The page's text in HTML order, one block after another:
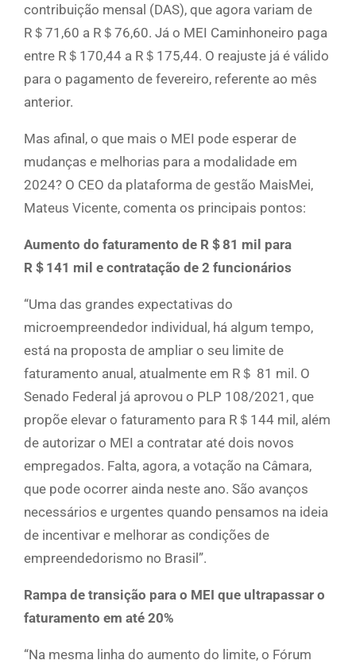
contribuição mensal (DAS), que agora variam de
R＄71,60 a R＄76,60. Já o MEI Caminhoneiro paga
entre R＄170,44 a R＄175,44. O reajuste já é válido
para o pagamento de fevereiro, referente ao mês
anterior.
Mas afinal, o que mais o MEI pode esperar de
mudanças e melhorias para a modalidade em
2024? O CEO da plataforma de gestão MaisMei,
Mateus Vicente, comenta os principais pontos:
Aumento do faturamento de R＄81 mil para
R＄141 mil e contratação de 2 funcionários
“Uma das grandes expectativas do
microempreendedor individual, há algum tempo,
está na proposta de ampliar o seu limite de
faturamento anual, atualmente em R＄ 81 mil. O
Senado Federal já aprovou o PLP 108/2021, que
propõe elevar o faturamento para R＄144 mil, além
de autorizar o MEI a contratar até dois novos
empregados. Falta, agora, a votação na Câmara,
que pode ocorrer ainda neste ano. São avanços
necessários e urgentes quando pensamos na ideia
de incentivar e melhorar as condições de
empreendedorismo no Brasil”.
Rampa de transição para o MEI que ultrapassar o
faturamento em até 20%
“Na mesma linha do aumento do limite, o Fórum